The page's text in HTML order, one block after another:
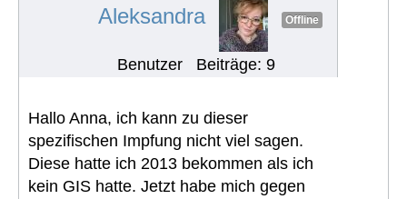
Aleksandra Offline
Benutzer Beiträge: 9
Hallo Anna, ich kann zu dieser
spezifischen Impfung nicht viel sagen.
Diese hatte ich 2013 bekommen als ich
kein GIS hatte. Jetzt habe mich gegen